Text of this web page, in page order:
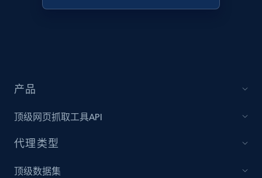
1.3K+ 175+ 立即开始
Category id, Product id, Product name, Price,
Currency, Colour code, Colour, Description, and
1.2K+
产品
顶级网页抓取工具API
代理类型
顶级数据集